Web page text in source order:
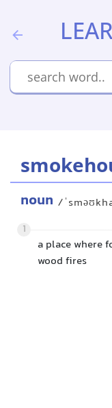
noun /
1
a place where
wood fires